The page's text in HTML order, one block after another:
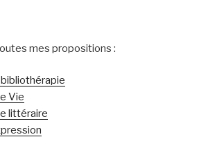
mes propositions :
Vie
littéraire